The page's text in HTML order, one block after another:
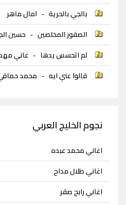
بالجي بالحرية - امال ماهر
الصقور المخلصين - حسين
لم اتحسس يدها - غاني
قالوا عني ايه - محمد
نجوم الخليج العربي
اغاني محمد عبده
اغاني طلال مداح
اغاني رابح صقر